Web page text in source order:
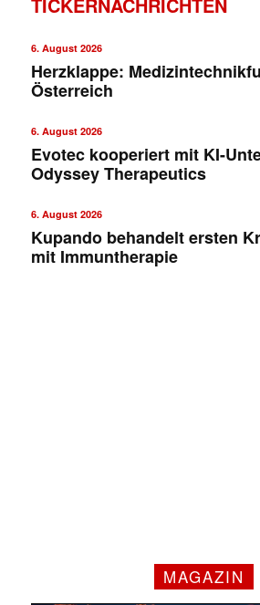
6. August 2026
Herzklappe:
Österreich
6. August 2026
Evotec kooperiert mit KI-
Odyssey Therapeutics
6. August 2026
Kupando behandelt ersten
mit Immuntherapie
MAGAZIN